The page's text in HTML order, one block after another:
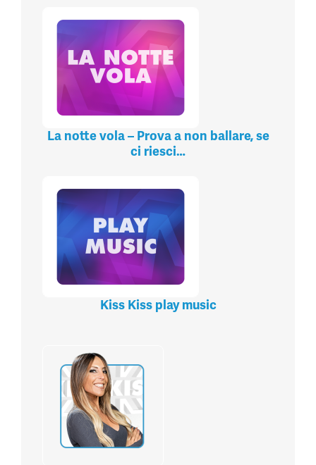
La notte vola – Prova a non ballare, se
ci riesci…
Kiss Kiss play music